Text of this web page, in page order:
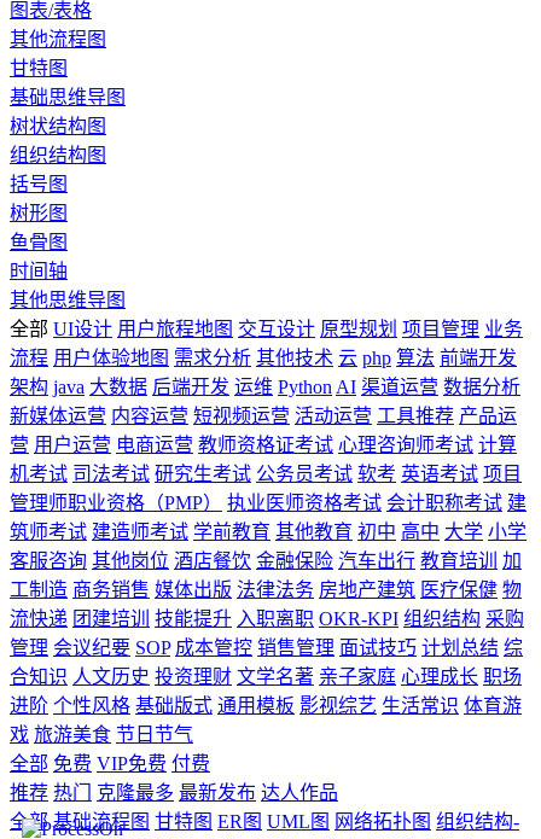
图表/表格
其他流程图
甘特图
基础思维导图
树状结构图
组织结构图
括号图
树形图
鱼骨图
时间轴
其他思维导图
全部 UI设计 用户旅程地图 交互设计 原型规划 项目管理 业务
流程 用户体验地图 需求分析 其他技术 云 php 算法 前端开发
架构 java 大数据 后端开发 运维 Python AI 渠道运营 数据分析
新媒体运营 内容运营 短视频运营 活动运营 工具推荐 产品运
营 用户运营 电商运营 教师资格证考试 心理咨询师考试 计算
机考试 司法考试 研究生考试 公务员考试 软考 英语考试 项目
管理师职业资格（PMP）
执业医师资格考试 会计职称考试 建
筑师考试 建造师考试 学前教育 其他教育 初中 高中 大学 小学
客服咨询 其他岗位 酒店餐饮 金融保险 汽车出行 教育培训
加
工制造 商务销售 媒体出版 法律法务 房地产建筑 医疗保健 物
流快递 团建培训 技能提升 入职离职 OKR-KPI 组织结构 采购
管理 会议纪要 SOP 成本管控 销售管理 面试技巧 计划总结 综
合知识 人文历史 投资理财 文学名著 亲子家庭 心理成长 职场
进阶 个性风格 基础版式 通用模板 影视综艺 生活常识 体育游
戏 旅游美食 节日节气
全部 免费 VIP免费 付费
推荐 热门 克隆最多 最新发布 达人作品
全部 基础流程图 甘特图 ER图 UML图 网络拓扑图 组织结构-